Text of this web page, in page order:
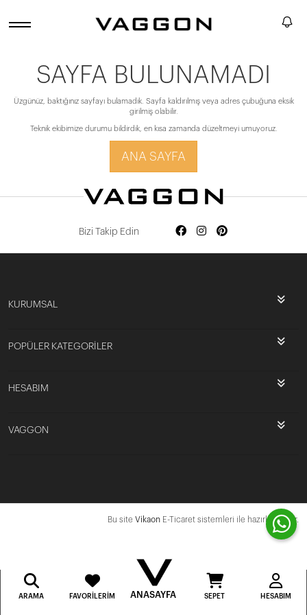
SAYFA BULUNAMADI
Üzgünüz, baktığınız sayfayı bulamadık. Sayfa kaldırılmış veya adres çubuğuna eksik
girilmiş olabilir.
Teknik ekibimize durumu bildirdik, en kısa zamanda düzeltmeyi umuyoruz.
ANA SAYFA
Bizi Takip Edin
KURUMSAL
POPÜLER KATEGORİLER
HESABIM
VAGGON
Bu site Vikaon E-Ticaret sistemleri ile hazırlanmıştır.
ARAMA FAVORILERIM ANASAYFA SEPET HESABIM